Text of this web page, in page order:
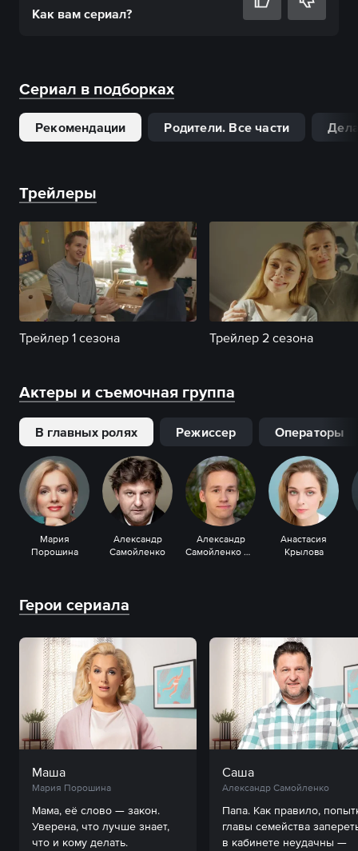
Как вам сериал?
Сериал в подборках
Рекомендации Родители. Все части
Трейлеры
Трейлер 1 сезона Трейлер 2 сезона
Актеры и съемочная группа
В главных ролях Режиссер Операторы
Мария
Порошина
Александр
Самойленко
Александр
Самойленко мл.
Анастасия
Крылова
Герои сериала
Маша
Мария Порошина
Мама, её слово — закон.
Уверена, что лучше знает,
что и кому делать.
Саша
Александр Самойленко
Папа. Как правило,
главы семейства
в кабинете неудачны —